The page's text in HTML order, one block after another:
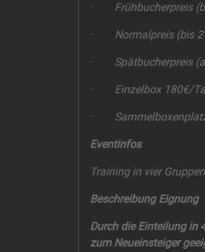
· Frühbucherpreis
· Normalpreis (bis
· Spätbucherpreis
· Einzelbox 180€/
·
Eventinfos
Training in vier
Beschreibung Eignung
Durch die Einteilung in
zum Neueinsteiger